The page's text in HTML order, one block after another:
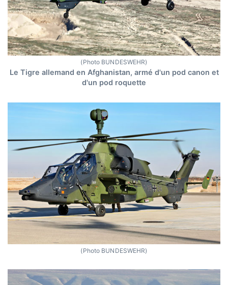
(Photo BUNDESWEHR)
Le Tigre allemand en Afghanistan, armé d'un pod canon et
d'un pod roquette
(Photo BUNDESWEHR)